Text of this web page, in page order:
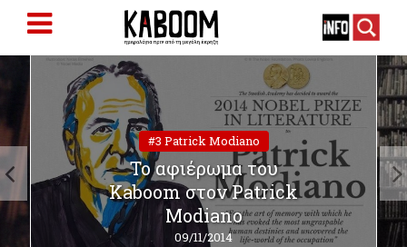
#3 Patrick Modiano
To αφιέρωμα του
Kaboom στον Patrick
Modiano
09/11/2014